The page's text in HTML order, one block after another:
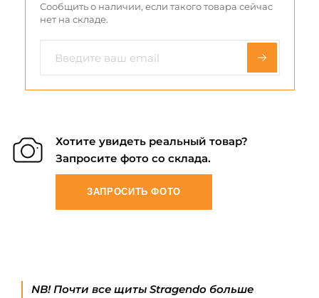
Сообщить о наличии, если такого товара сейчас
нет на складе.
Хотите увидеть реальный товар?
Запросите фото со склада.
ЗАПРОСИТЬ ФОТО
NB! Почти все щиты Stragendo больше